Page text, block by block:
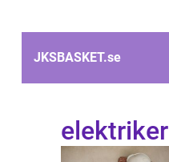
JKSBASKET.se
elektriker